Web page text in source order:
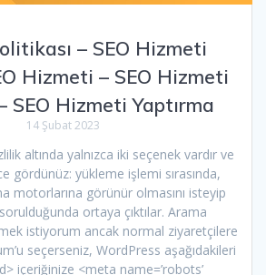
– SEO Hizmeti
Hizmeti – SEO Hizmeti
SEO Hizmeti Yaptırma
14 Şubat 2023
altında yalnızca iki seçenek vardır ve
gördünüz: yükleme işlemi sırasında,
motorlarına görünür olmasını isteyip
ortaya çıktılar. Arama
istiyorum ancak normal ziyaretçilere
seçerseniz, WordPress aşağıdakileri
içeriğinize <meta name=’robots’